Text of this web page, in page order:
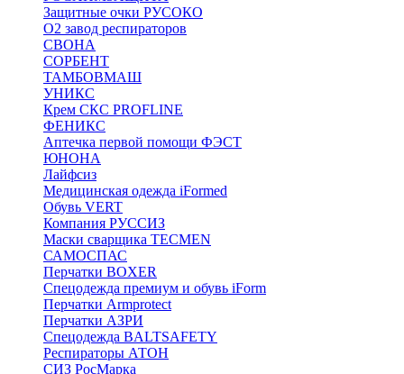
Защитные очки РУСОКО
О2 завод респираторов
СВОНА
СОРБЕНТ
ТАМБОВМАШ
УНИКС
Крем СКС PROFLINE
ФЕНИКС
Аптечка первой помощи ФЭСТ
ЮНОНА
Лайфсиз
Медицинская одежда iFormed
Обувь VERT
Компания РУССИЗ
Маски сварщика TECMEN
САМОСПАС
Перчатки BOXER
Спецодежда премиум и обувь iForm
Перчатки Armprotect
Перчатки АЗРИ
Спецодежда BALTSAFETY
Респираторы АТОН
СИЗ РосМарка